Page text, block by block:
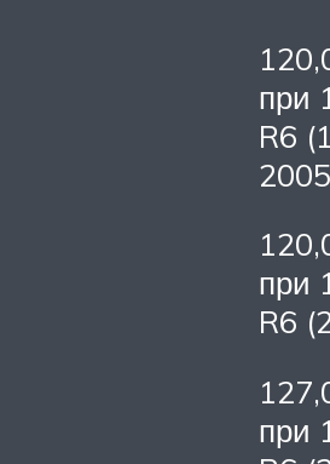
при
R6
при
R6
при